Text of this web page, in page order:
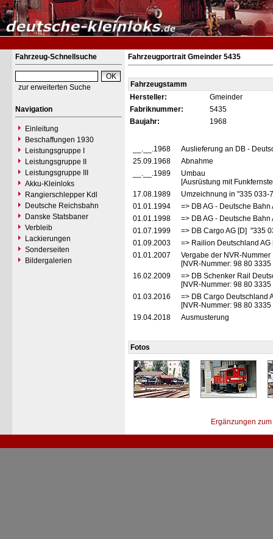
Fahrzeug-Schnellsuche
zur erweiterten Suche
Navigation
Einleitung
Beschaffungen 1930
Leistungsgruppe I
Leistungsgruppe II
Leistungsgruppe III
Akku-Kleinloks
Rangierschlepper Kdl
Deutsche Reichsbahn
Danske Statsbaner
Verbleib
Lackierungen
Sonderseiten
Bildergalerien
Fahrzeugportrait Gmeinder 5435
Fahrzeugstamm
Hersteller:
Gmeinder
Fabriknummer:
5435
Baujahr:
1968
__.__.1968
Auslieferung an DB -
25.09.1968
Abnahme
__.__.1989
Umbau
[Ausrüstung mit
17.08.1989
Umzeichnung in "335 033-
01.01.1994
=> DB AG - Deutsche
01.01.1998
=> DB AG - Deutsche
01.07.1999
=> DB Cargo AG [D] "335
01.09.2003
=> Railion Deutschland
01.01.2007
Vergabe der NVR-Nummer
[NVR-Nummer: 98 80
16.02.2009
=> DB Schenker Rail
[NVR-Nummer: 98 80
01.03.2016
=> DB Cargo Deutschland
[NVR-Nummer: 98 80
19.04.2018
Ausmusterung
Fotos
Ergänzungen